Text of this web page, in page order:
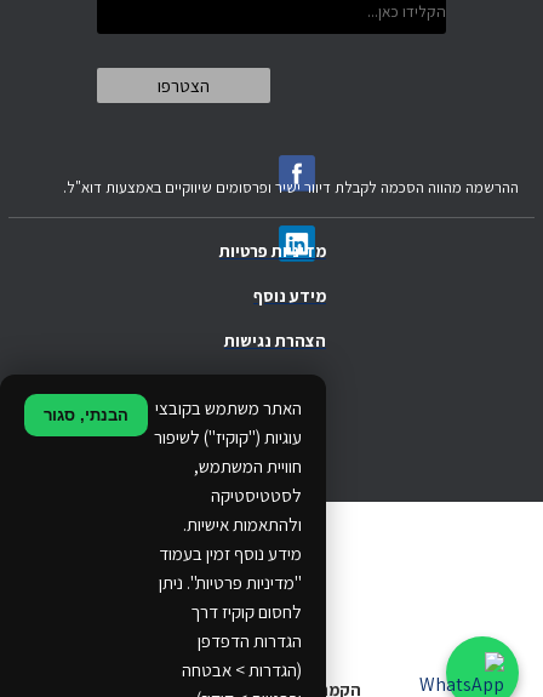
מדיניות פרטיות
האתר משתמש בקובצי
עוגיות ("קוקיז") לשיפור
חוויית המשתמש,
לסטטיסטיקה
ולהתאמות אישיות.
מידע נוסף זמין בעמוד
"מדיניות פרטיות". ניתן
לחסום קוקיז דרך
הגדרות הדפדפן
(הגדרות > אבטחה
הבנתי, סגור
מידע נוסף
.
הצהרת נגישות
ההרשמה מהווה הסכמה לקבלת דיוור ישיר ופרסומים שיווקיים באמצעות דוא"ל.
© 2024 Ethos Business. All rights reserved.
..
...
הקמת אתרים